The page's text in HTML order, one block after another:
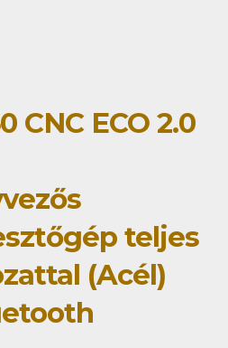
CNC ECO 2.0
teljes
(Acél)